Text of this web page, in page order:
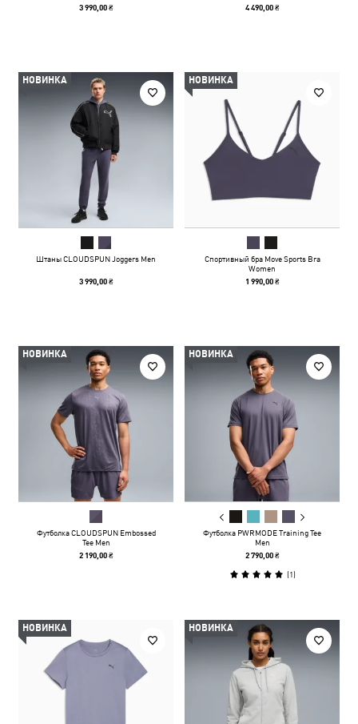
3 990,00 ₴ 4 490,00 ₴
НОВИНКА
Штаны CLOUDSPUN Joggers Men
3 990,00 ₴
НОВИНКА
Спортивный бра Move Sports Bra
Women
1 990,00 ₴
НОВИНКА
Футболка CLOUDSPUN Embossed
Tee Men
2 190,00 ₴
НОВИНКА
Футболка PWRMODE Training Tee
Men
2 790,00 ₴
(1)
НОВИНКА НОВИНКА